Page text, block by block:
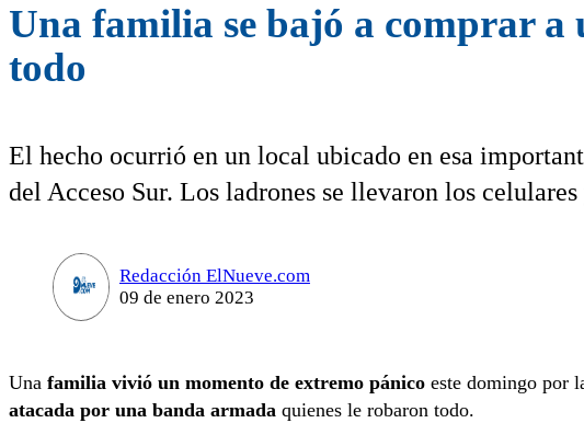
Una familia se bajó a comprar a
todo
El hecho ocurrió en un local ubicado en esa
del Acceso Sur. Los ladrones se llevaron los
Redacción ElNueve.com
09 de enero 2023
Una familia vivió un momento de extremo pánico este domingo por
atacada por una banda armada quienes le robaron todo.